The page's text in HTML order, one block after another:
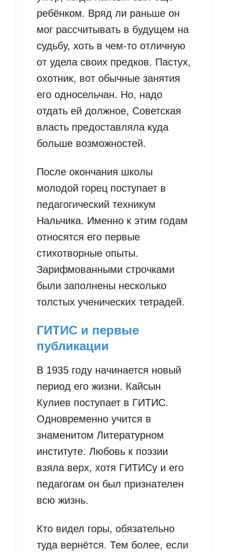
ребёнком. Вряд ли раньше он
мог рассчитывать в будущем на
судьбу, хоть в чем-то отличную
от удела своих предков. Пастух,
охотник, вот обычные занятия
его односельчан. Но, надо
отдать ей должное, Советская
власть предоставляла куда
больше возможностей.
После окончания школы
молодой горец поступает в
педагогический техникум
Нальчика. Именно к этим годам
относятся его первые
стихотворные опыты.
Зарифмованными строчками
были заполнены несколько
толстых ученических тетрадей.
ГИТИС и первые
публикации
В 1935 году начинается новый
период его жизни. Кайсын
Кулиев поступает в ГИТИС.
Одновременно учится в
знаменитом Литературном
институте. Любовь к поэзии
взяла верх, хотя ГИТИСу и его
педагогам он был признателен
всю жизнь.
Кто видел горы, обязательно
туда вернётся. Тем более, если